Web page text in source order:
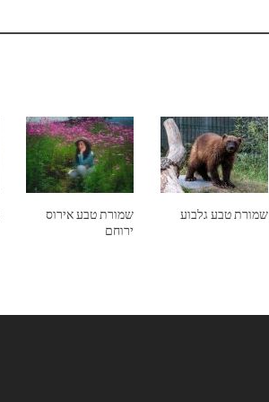
שמורת טבע אירוס
ירוחם
שמורת טבע גלבוע